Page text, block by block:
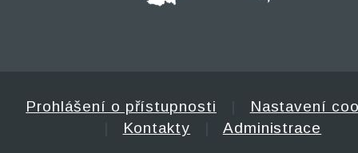
Prohlášení o přístupnosti
Nastavení
Kontakty Administrace